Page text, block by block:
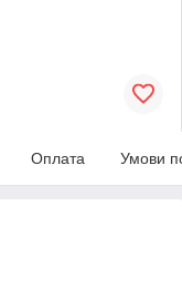
Оплата Умови